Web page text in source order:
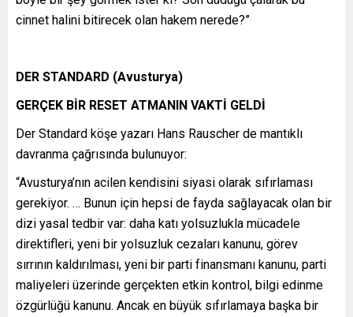
cinnet halini bitirecek olan hakem nerede?”
DER STANDARD (Avusturya)
GERÇEK BİR RESET ATMANIN VAKTİ GELDİ
Der Standard köşe yazarı Hans Rauscher de mantıklı
davranma çağrısında bulunuyor:
“Avusturya’nın acilen kendisini siyasi olarak sıfırlaması
gerekiyor. … Bunun için hepsi de fayda sağlayacak olan bir
dizi yasal tedbir var: daha katı yolsuzlukla mücadele
direktifleri, yeni bir yolsuzluk cezaları kanunu, görev
sırrının kaldırılması, yeni bir parti finansmanı kanunu, parti
maliyeleri üzerinde gerçekten etkin kontrol, bilgi edinme
özgürlüğü kanunu. Ancak en büyük sıfırlamaya başka bir